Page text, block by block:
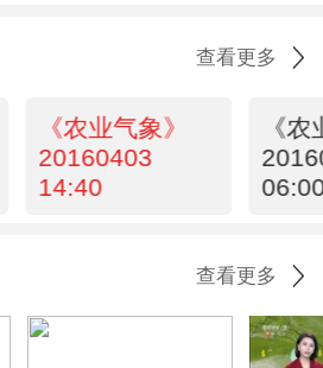
查看更多
《农业气象》
20160403
14:40
《
查看更多